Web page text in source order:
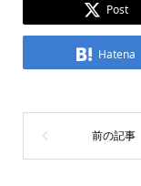
Post
Hatena